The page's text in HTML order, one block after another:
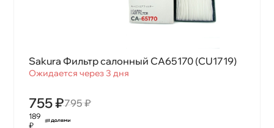
Sakura Фильтр салонный CA65170 (CU1719)
Ожидается через 3 дня
755 ₽795 ₽
189
₽